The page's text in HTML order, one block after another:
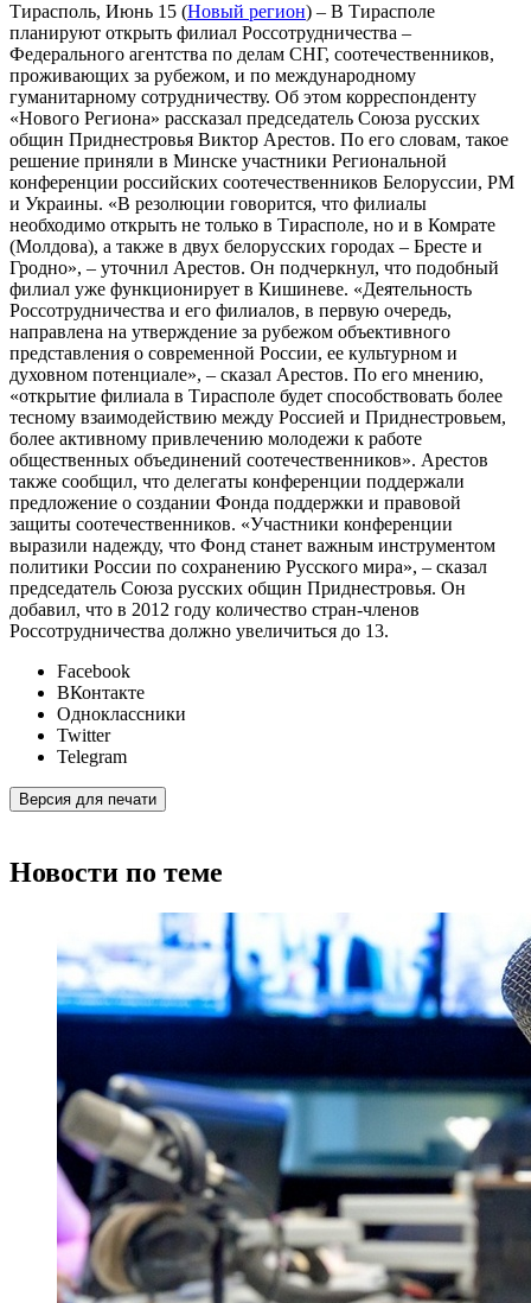
Тирасполь, Июнь 15 (Новый регион) – В Тирасполе
планируют открыть филиал Россотрудничества –
Федерального агентства по делам СНГ, соотечественников,
проживающих за рубежом, и по международному
гуманитарному сотрудничеству. Об этом корреспонденту
«Нового Региона» рассказал председатель Союза русских
общин Приднестровья Виктор Арестов. По его словам, такое
решение приняли в Минске участники Региональной
конференции российских соотечественников Белоруссии, РМ
и Украины. «В резолюции говорится, что филиалы
необходимо открыть не только в Тирасполе, но и в Комрате
(Молдова), а также в двух белорусских городах – Бресте и
Гродно», – уточнил Арестов. Он подчеркнул, что подобный
филиал уже функционирует в Кишиневе. «Деятельность
Россотрудничества и его филиалов, в первую очередь,
направлена на утверждение за рубежом объективного
представления о современной России, ее культурном и
духовном потенциале», – сказал Арестов. По его мнению,
«открытие филиала в Тирасполе будет способствовать более
тесному взаимодействию между Россией и Приднестровьем,
более активному привлечению молодежи к работе
общественных объединений соотечественников». Арестов
также сообщил, что делегаты конференции поддержали
предложение о создании Фонда поддержки и правовой
защиты соотечественников. «Участники конференции
выразили надежду, что Фонд станет важным инструментом
политики России по сохранению Русского мира», – сказал
председатель Союза русских общин Приднестровья. Он
добавил, что в 2012 году количество стран-членов
Россотрудничества должно увеличиться до 13.
Facebook
ВКонтакте
Одноклассники
Twitter
Telegram
Версия для печати
Новости по теме